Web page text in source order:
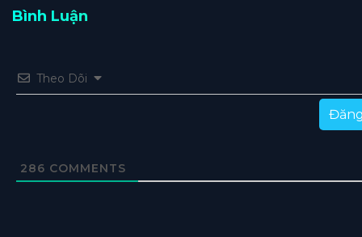
Bình Luận
Theo Dõi
286 COMMENTS